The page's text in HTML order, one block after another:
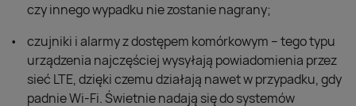
czy innego wypadku nie zostanie nagrany;
czujniki i alarmy z dostępem komórkowym – tego typu
urządzenia najczęściej wysyłają powiadomienia przez
sieć LTE, dzięki czemu działają nawet w przypadku, gdy
padnie Wi-Fi. Świetnie nadają się do systemów